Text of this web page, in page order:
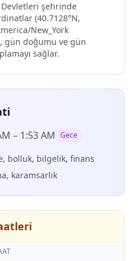
şehrinde
(40.7128°N,
New_York
gün doğumu ve gün
sağlar.
– 1:53 AM Gece
bolluk, bilgelik, finans
karamsarlık